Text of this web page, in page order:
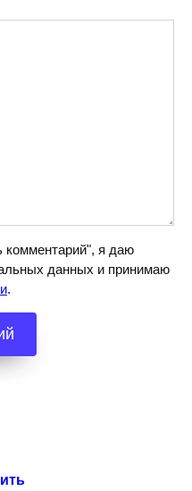
комментарий", я даю
данных и принимаю
.